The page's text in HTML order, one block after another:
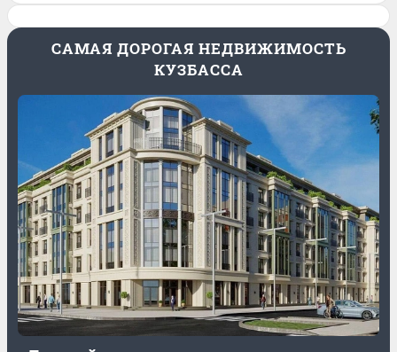
САМАЯ ДОРОГАЯ НЕДВИЖИМОСТЬ
КУЗБАССА